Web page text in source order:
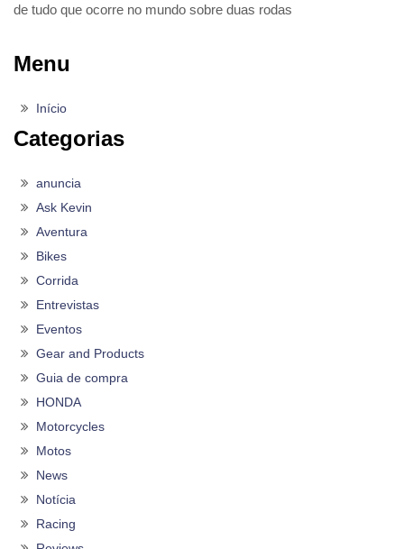
de tudo que ocorre no mundo sobre duas rodas
Menu
Início
Categorias
anuncia
Ask Kevin
Aventura
Bikes
Corrida
Entrevistas
Eventos
Gear and Products
Guia de compra
HONDA
Motorcycles
Motos
News
Notícia
Racing